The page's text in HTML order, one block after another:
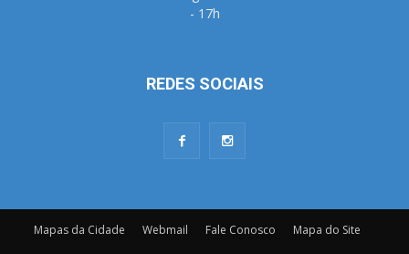
- 17h
REDES SOCIAIS
Mapas da Cidade Webmail Fale Conosco
Mapa do Site